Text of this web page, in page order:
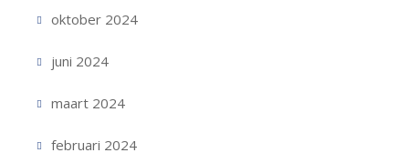
oktober 2024
juni 2024
maart 2024
februari 2024